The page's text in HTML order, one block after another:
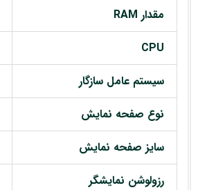
مقدار RAM
CPU
سیستم عامل سازگار
نوع صفحه نمایش
سایز صفحه نمایش
رزولوشن نمایشگر